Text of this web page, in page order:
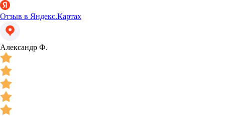
Отзыв в Яндекс.Картах
Александр Ф.